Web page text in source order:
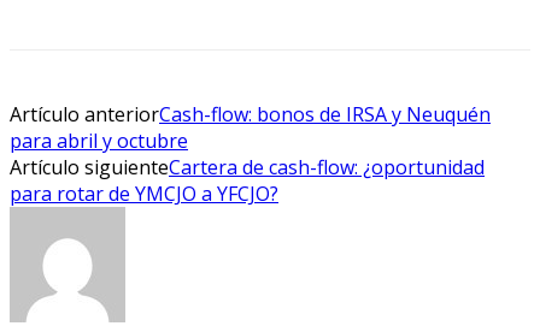
Artículo anteriorCash-flow: bonos de IRSA y Neuquén
para abril y octubre
Artículo siguienteCartera de cash-flow: ¿oportunidad
para rotar de YMCJO a YFCJO?